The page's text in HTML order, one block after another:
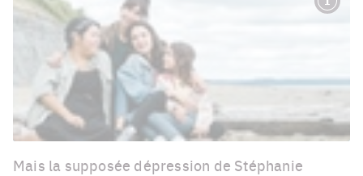
Mais la supposée dépression de Stéphanie